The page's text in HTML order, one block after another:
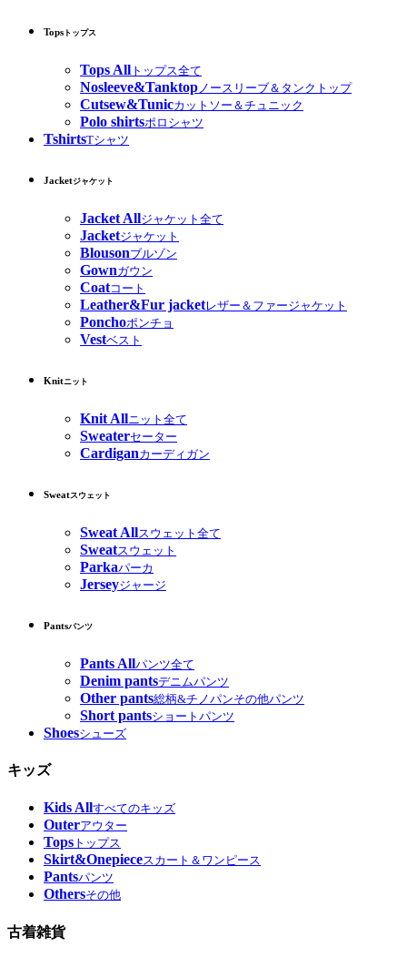
Tops トップス
Tops All トップス全て
Nosleeve&Tanktop ノースリーブ＆タンクトップ
Cutsew&Tunicカットソー＆チュニック
Polo shirtsポロシャツ
TshirtsTシャツ
Jacketジャケット
Jacket Allジャケット全て
Jacketジャケット
Blousonブルゾン
Gownガウン
Coatコート
Leather&Fur jacketレザー＆ファージャケット
Ponchoポンチョ
Vestベスト
Knitニット
Knit Allニット全て
Sweaterセーター
Cardiganカーディガン
Sweatスウェット
Sweat Allスウェット全て
Sweatスウェット
Parkaパーカ
Jerseyジャージ
Pantsパンツ
Pants Allパンツ全て
Denim pantsデニムパンツ
Other pants総柄&チノパンその他パンツ
Short pantsショートパンツ
Shoesシューズ
キッズ
Kids Allすべてのキッズ
Outerアウター
Tops トップス
Skirt&Onepieceスカート＆ワンピース
Pantsパンツ
Othersその他
古着雑貨